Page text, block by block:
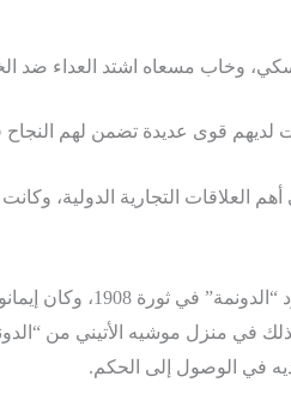
وخاب مسعاه اشتد العداء ضد
لديهم قوى عديدة تضمن لهم
العلاقات التجارية الدولية،
وهذا المكر هو ما
في الوصول إلى الحكم.